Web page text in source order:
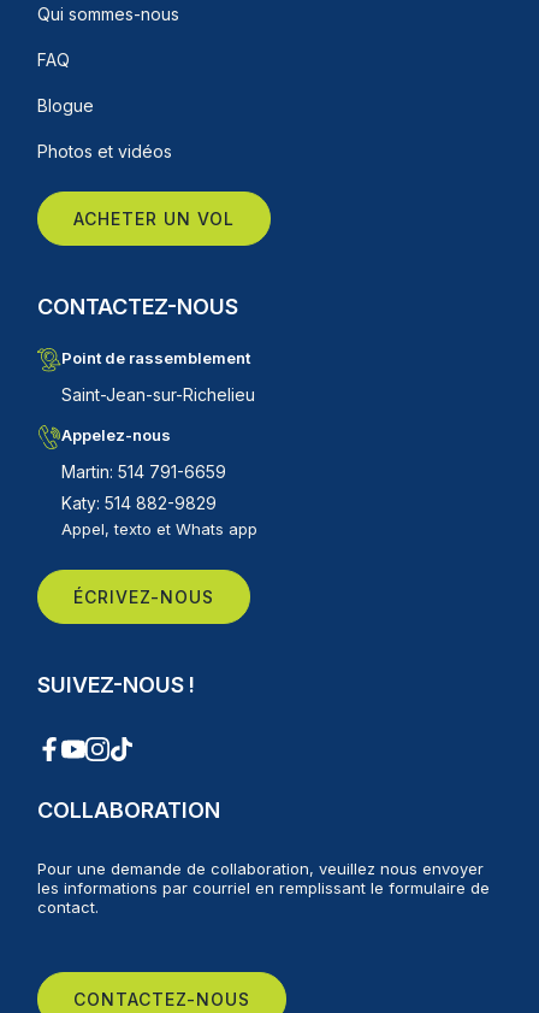
Qui sommes-nous
FAQ
Blogue
Photos et vidéos
ACHETER UN VOL
CONTACTEZ-NOUS
Point de rassemblement
Saint-Jean-sur-Richelieu
Appelez-nous
Martin: 514 791-6659
Katy: 514 882-9829
Appel, texto et Whats app
ÉCRIVEZ-NOUS
SUIVEZ-NOUS !
COLLABORATION
Pour une demande de collaboration, veuillez nous envoyer
les informations par courriel en remplissant le formulaire de
contact.
CONTACTEZ-NOUS